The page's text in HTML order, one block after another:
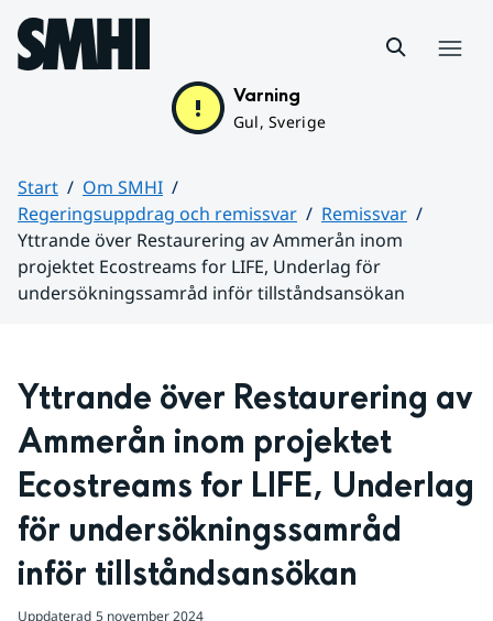
Hoppa till sidans innehåll
Varning
Gul, Sverige
Start
Om SMHI
Regeringsuppdrag och remissvar
Remissvar
Yttrande över Restaurering av Ammerån inom
projektet Ecostreams for LIFE, Underlag för
undersökningssamråd inför tillståndsansökan
Yttrande över Restaurering av
Ammerån inom projektet
Ecostreams for LIFE, Underlag
för undersökningssamråd
inför tillståndsansökan
Uppdaterad 5 november 2024